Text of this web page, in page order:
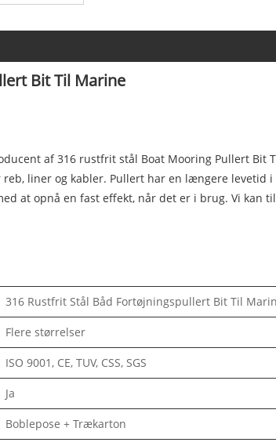
Bit Til Marine
af 316 rustfrit stål Boat Mooring Pullert
liner og kabler. Pullert har en længere levetid
at opnå en fast effekt, når det er i brug. Vi kan
316 Rustfrit Stål Båd Fortøjningspullert Bit Til
Flere størrelser
ISO 9001, CE, TUV, CSS, SGS
Ja
Boblepose + Trækarton